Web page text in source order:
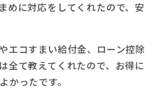
めに対応をしてくれたので、安
エコすまい給付金、ローン控除
全て教えてくれたので、お得に
かったです。